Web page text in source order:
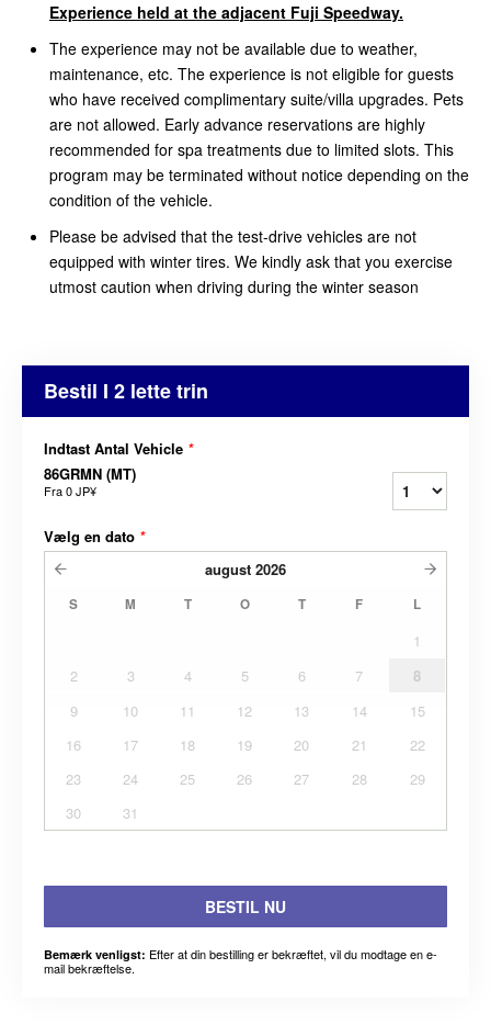
Experience held at the adjacent Fuji Speedway.
The experience may not be available due to weather,
maintenance, etc. The experience is not eligible for guests
who have received complimentary suite/villa upgrades. Pets
are not allowed. Early advance reservations are highly
recommended for spa treatments due to limited slots. This
program may be terminated without notice depending on the
condition of the vehicle.
Please be advised that the test-drive vehicles are not
equipped with winter tires. We kindly ask that you exercise
utmost caution when driving during the winter season
Bestil I 2 lette trin
Indtast Antal Vehicle *
86GRMN (MT)
Fra0 JP¥
Vælg en dato *
august 2026
S M T O T F L
1
2
3 4 5 6 7
8
9
10 11 12 13 14
15
16
17 18 19 20 21
22
23
24 25 26 27 28
29
30
31
BESTIL NU
Bemærk venligst: Efter at din bestilling er bekræftet, vil du modtage en e-
mail bekræftelse.